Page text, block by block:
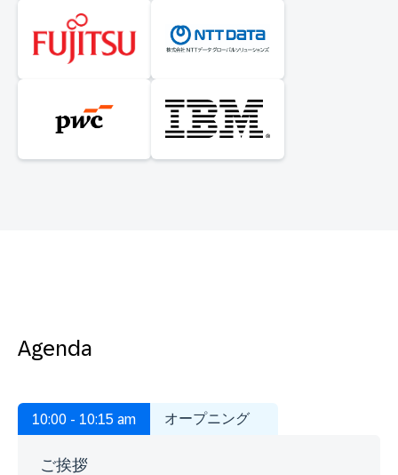
Agenda
10:00 - 10:15 am オープニング
ご挨拶